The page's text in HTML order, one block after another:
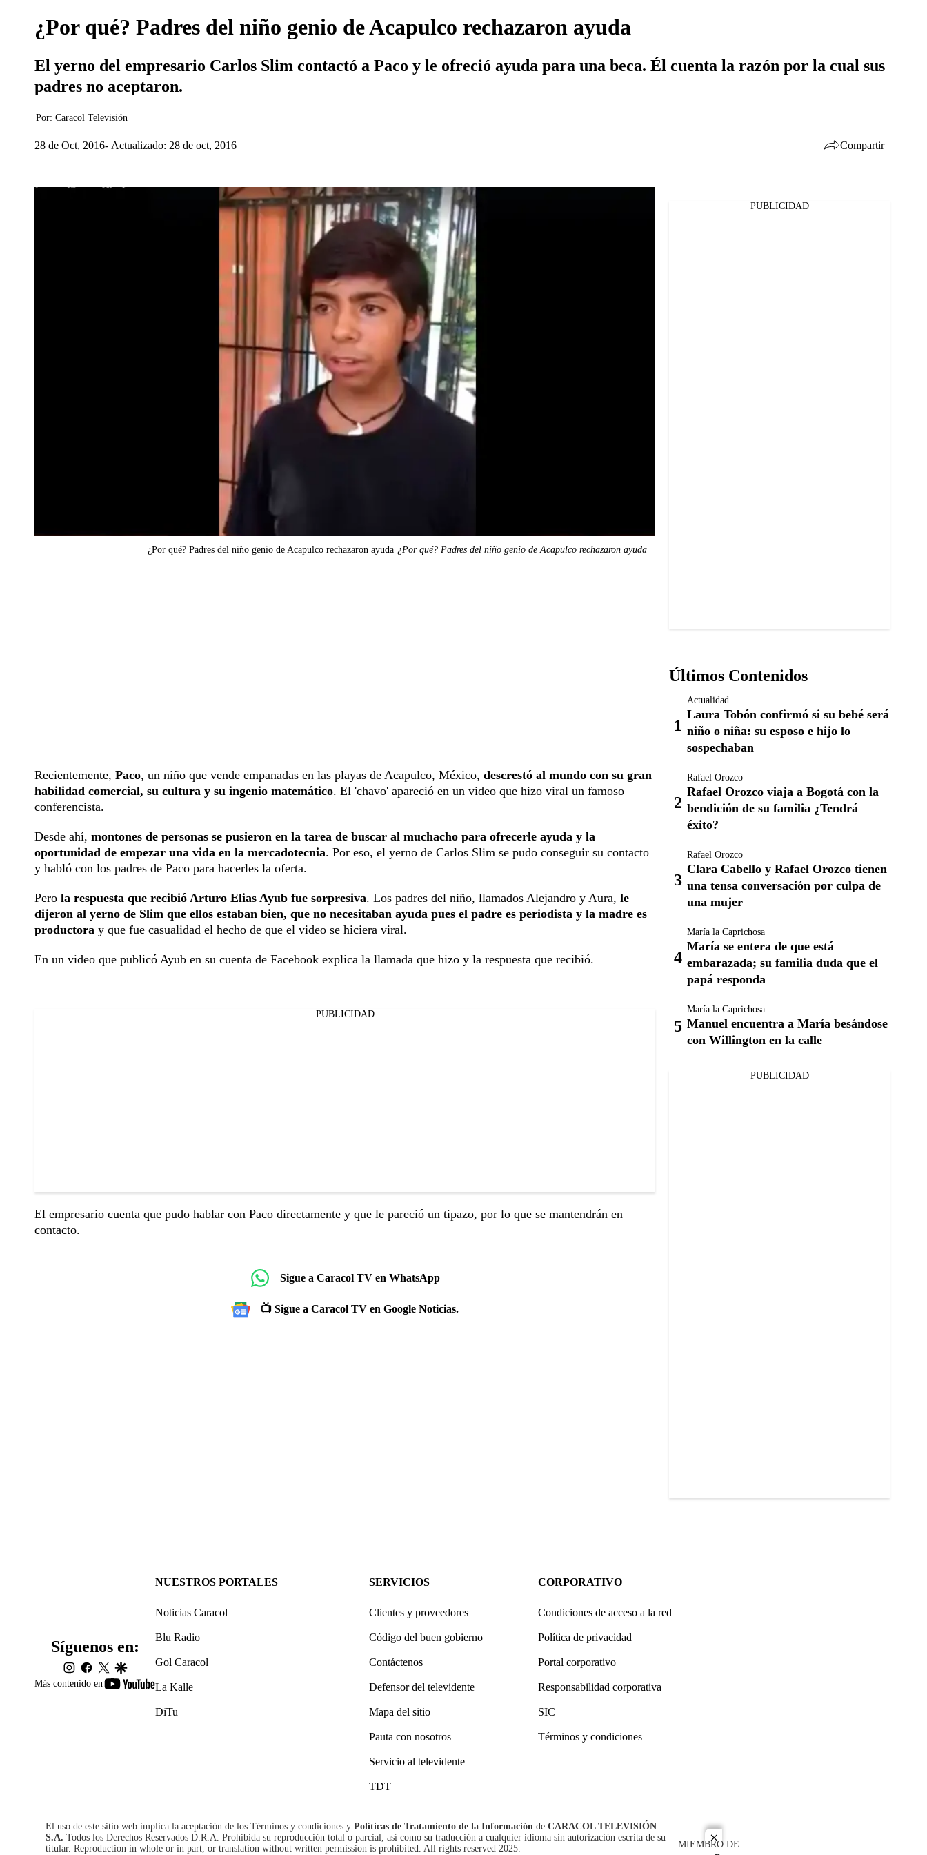
close
¿Por qué? Padres del niño genio de Acapulco rechazaron ayuda
El yerno del empresario Carlos Slim contactó a Paco y le ofreció ayuda para una beca. Él cuenta la razón por la cual sus
padres no aceptaron.
Por: Caracol Televisión
28 de Oct, 2016 Actualizado: 28 de oct, 2016 Compartir
¿Por qué? Padres del niño genio de Acapulco rechazaron ayuda ¿Por qué? Padres del niño genio de Acapulco rechazaron ayuda
Recientemente, Paco, un niño que vende empanadas en las playas de Acapulco, México, descrestó al mundo con su gran
habilidad comercial, su cultura y su ingenio matemático. El 'chavo' apareció en un video que hizo viral un famoso
conferencista.
Desde ahí, montones de personas se pusieron en la tarea de buscar al muchacho para ofrecerle ayuda y la
oportunidad de empezar una vida en la mercadotecnia. Por eso, el yerno de Carlos Slim se pudo conseguir su contacto
y habló con los padres de Paco para hacerles la oferta.
Pero la respuesta que recibió Arturo Elias Ayub fue sorpresiva. Los padres del niño, llamados Alejandro y Aura, le
dijeron al yerno de Slim que ellos estaban bien, que no necesitaban ayuda pues el padre es periodista y la madre es
productora y que fue casualidad el hecho de que el video se hiciera viral.
En un video que publicó Ayub en su cuenta de Facebook explica la llamada que hizo y la respuesta que recibió.
PUBLICIDAD
El empresario cuenta que pudo hablar con Paco directamente y que le pareció un tipazo, por lo que se mantendrán en
contacto.
Sigue a Caracol TV en WhatsApp
📺 Sigue a Caracol TV en Google Noticias.
PUBLICIDAD
Últimos Contenidos
Actualidad
Laura Tobón confirmó si su bebé será
niño o niña: su esposo e hijo lo
sospechaban
Rafael Orozco
Rafael Orozco viaja a Bogotá con la
bendición de su familia ¿Tendrá
éxito?
Rafael Orozco
Clara Cabello y Rafael Orozco tienen
una tensa conversación por culpa de
una mujer
María la Caprichosa
María se entera de que está
embarazada; su familia duda que el
papá responda
María la Caprichosa
Manuel encuentra a María besándose
con Willington en la calle
PUBLICIDAD
Más contenido en
youtube-
Síguenos en:
instagram
facebook
twittergoogle
NUESTROS PORTALES
Noticias Caracol
Blu Radio
Gol Caracol
La Kalle
DiTu
SERVICIOS
Clientes y proveedores
Código del buen gobierno
Contáctenos
Defensor del televidente
Mapa del sitio
Pauta con nosotros
Servicio al televidente
TDT
CORPORATIVO
Condiciones de acceso a la red
Política de privacidad
Portal corporativo
Responsabilidad corporativa
SIC
Términos y condiciones
El uso de este sitio web implica la aceptación de los Términos y condiciones y Políticas de Tratamiento de la Información de CARACOL TELEVISIÓN
S.A. Todos los Derechos Reservados D.R.A. Prohibida su reproducción total o parcial, así como su traducción a cualquier idioma sin autorización escrita de su
titular. Reproduction in whole or in part, or translation without written permission is prohibited. All rights reserved 2025.
MIEMBRO DE: